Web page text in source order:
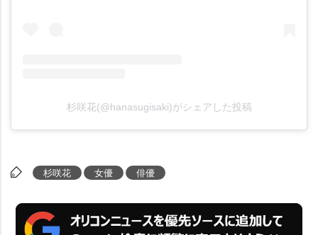
杉咲花(@hanasugisaki)がシェアした投稿
杉咲花 女優 俳優